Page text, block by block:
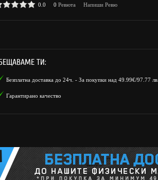
0.0 0 Ревюта Напиши Ревю
ТИ:
Безплатна доставка до 24ч. - За покупки над 49.99€/97.77 лв.
Гарантирано качество